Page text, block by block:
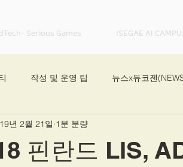
Serious Games ISEGAE AI
작성 및 운영 팁 뉴스x듀코젠
와이즈플로우x듀코젠
핀란드 LIS,
년 2월 21일 1분 분량